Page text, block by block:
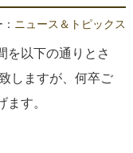
ニュース＆トピックス
を以下の通りとさ
しますが、何卒ご
す。